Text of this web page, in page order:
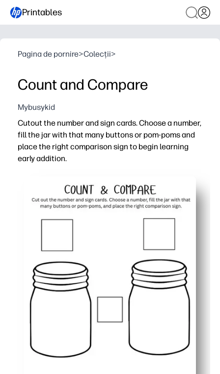
Printables
Pagina de pornire>Colecții>
Count and Compare
Mybusykid
Cutout the number and sign cards. Choose a number,
fill the jar with that many buttons or pom-poms and
place the right comparison sign to begin learning
early addition.